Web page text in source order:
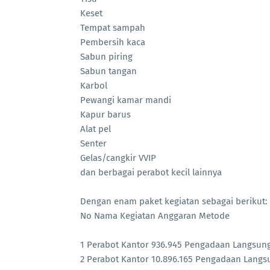
Keset
Tempat sampah
Pembersih kaca
Sabun piring
Sabun tangan
Karbol
Pewangi kamar mandi
Kapur barus
Alat pel
Senter
Gelas/cangkir VVIP
dan berbagai perabot kecil lainnya
Dengan enam paket kegiatan sebagai berikut:
No Nama Kegiatan Anggaran Metode
1 Perabot Kantor 936.945 Pengadaan
2 Perabot Kantor 10.896.165 Pengadaan